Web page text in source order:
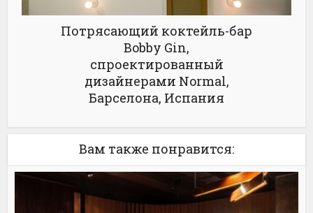
Потрясающий коктейль-бар
Bobby Gin,
спроектированный
дизайнерами Normal,
Барселона, Испания
Вам также понравится: